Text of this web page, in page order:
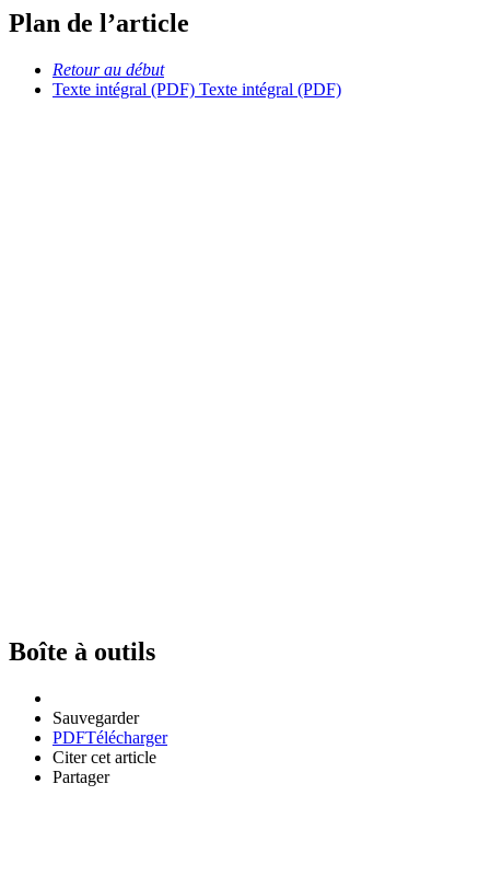
Plan de l’article
Retour au début
Texte intégral (PDF) Texte intégral (PDF)
Boîte à outils
Sauvegarder
PDFTélécharger
Citer cet article
Partager